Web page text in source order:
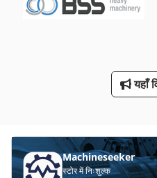
स् पेक् टर तकनीक
यहाँ
Machineseeker
स्टोर में निःशुल्क